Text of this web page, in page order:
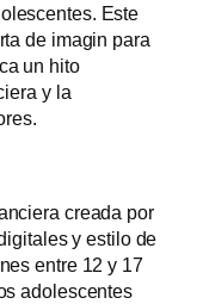
Este
de imagin para
un hito
y la
creada por
y estilo de
entre 12 y 17
adolescentes